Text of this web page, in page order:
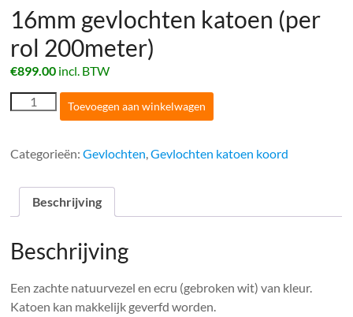
16mm gevlochten katoen (per
rol 200meter)
€899.00 incl. BTW
16mm
gevlochten
rol
Toevoegen aan winkelwagen
Categorieën:Gevlochten,Gevlochten katoen koord
Beschrijving
Beschrijving
Een zachte natuurvezel en ecru (gebroken wit) van kleur.
Katoen kan makkelijk geverfd worden.